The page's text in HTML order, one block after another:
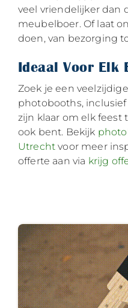
veel vriendelijker dan
meubelboer. Of laat
doen, van bezorging
Ideaal Voor Elk
Zoek je een
photobooths, inclusief
zijn klaar om elk feest
ook bent. Bekijk
Utrecht voor meer
offerte aan via krijg